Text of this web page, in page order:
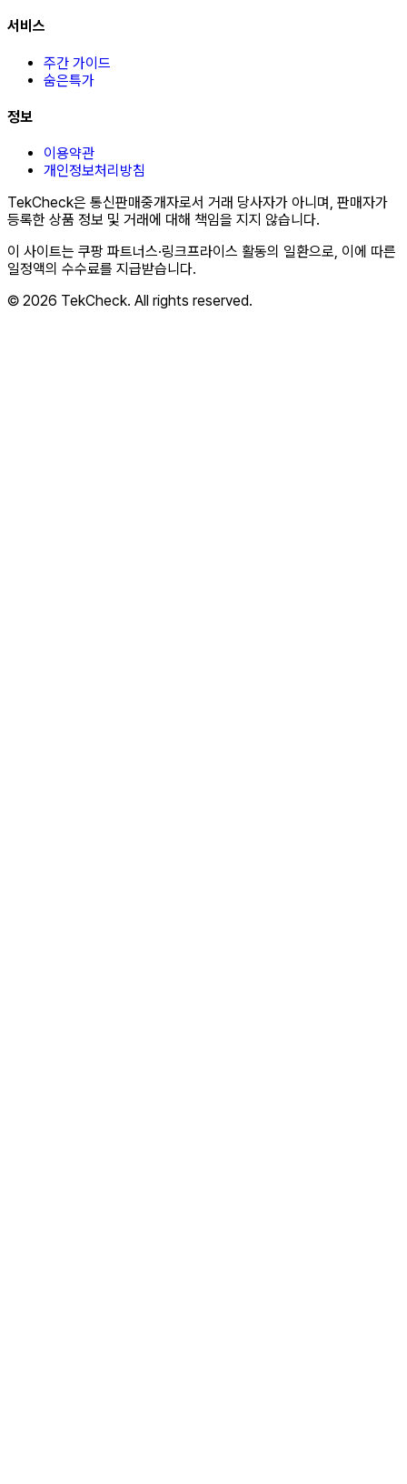
서비스
주간 가이드
숨은특가
정보
이용약관
개인정보처리방침
TekCheck은 통신판매중개자로서 거래 당사자가 아니며, 판매자가
등록한 상품 정보 및 거래에 대해 책임을 지지 않습니다.
이 사이트는 쿠팡 파트너스·링크프라이스 활동의 일환으로, 이에 따른
일정액의 수수료를 지급받습니다.
© 2026 TekCheck. All rights reserved.